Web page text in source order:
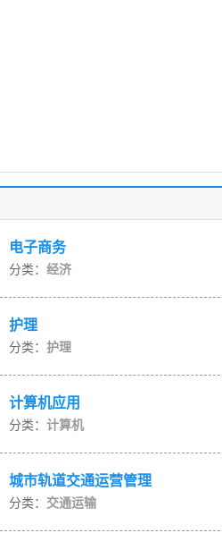
电子商务
分类： 经济
护理
分类： 护理
计算机应用
分类： 计算机
城市轨道交通运营管理
分类： 交通运输